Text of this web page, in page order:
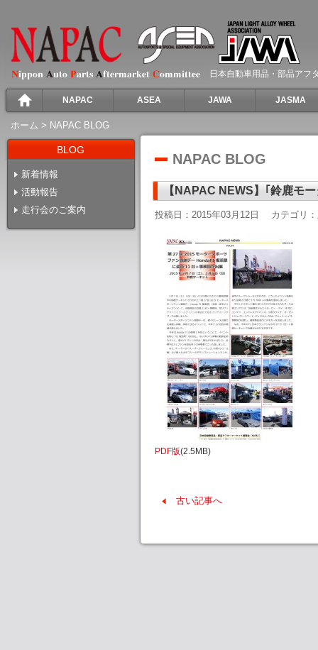
日本自動車用品・部品アフ
NAPAC ASEA JAWA JASMA
ホーム > NAPAC BLOG
BLOG
新着情報
活動報告
走行会のご案内
NAPAC BLOG
【NAPAC NEWS】｢鈴鹿モ
投稿日：2015年03月12日 カテゴリ：
PDF版(2.5MB)
古い記事へ